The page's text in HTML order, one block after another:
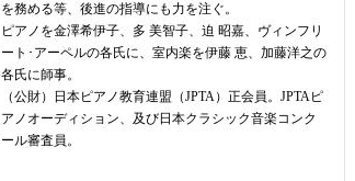
を務める等、後進の指導にも力を注ぐ。
ピアノを金澤希伊子、多 美智子、迫 昭嘉、ヴィンフリ
ート･アーペルの各氏に、室内楽を伊藤 恵、加藤洋之の
各氏に師事。
（公財）日本ピアノ教育連盟（JPTA）正会員。JPTAピ
アノオーディション、及び日本クラシック音楽コンク
ール審査員。